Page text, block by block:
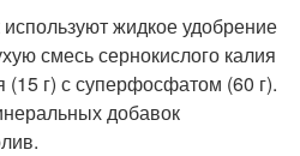
жидкое удобрение
смесь сернокислого калия
(15 г) с суперфосфатом (60 г).
добавок